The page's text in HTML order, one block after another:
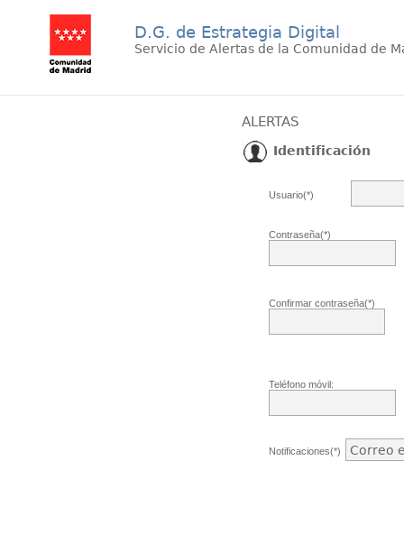
D.G. de Estrategia Digital
Servicio de Alertas de la Comunidad de
ALERTAS
Identificación
Usuario(*)
Contraseña(*)
Confirmar contraseña(*)
Teléfono móvil:
Notificaciones(*)